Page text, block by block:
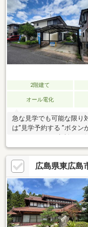
2階建て
オール電化
急な見学でも可能な限り
は”見学予約する ”ボタン
可・16帖LDK・ウォーク
室収納・フルリノベーシ
がある弊社まで！
住宅ローンの手続き、相
談など・・・お気軽にお
広島県東広島